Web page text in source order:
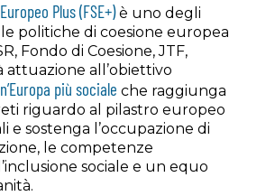
Plus (FSE+)è uno degli
politiche di coesione europea
Fondo di Coesione, JTF,
attuazione all’obiettivo
più sociale che raggiunga
riguardo al pilastro europeo
e sostenga l’occupazione di
le competenze
sociale e un equo